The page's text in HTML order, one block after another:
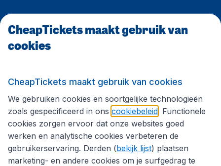
CheapTickets.be
Volg CheapTickets.be
CheapTickets maakt gebruik van
cookies
CheapTickets maakt gebruik van cookies
We gebruiken cookies en soortgelijke technologieën
zoals gespecificeerd in ons cookiebeleid . Functionele
cookies zorgen ervoor dat onze websites goed
werken en analytische cookies verbeteren de
gebruikerservaring. Derden (bekijk lijst) plaatsen
marketing- en andere cookies om je surfgedrag te